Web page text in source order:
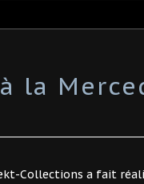
la
Collections a fait